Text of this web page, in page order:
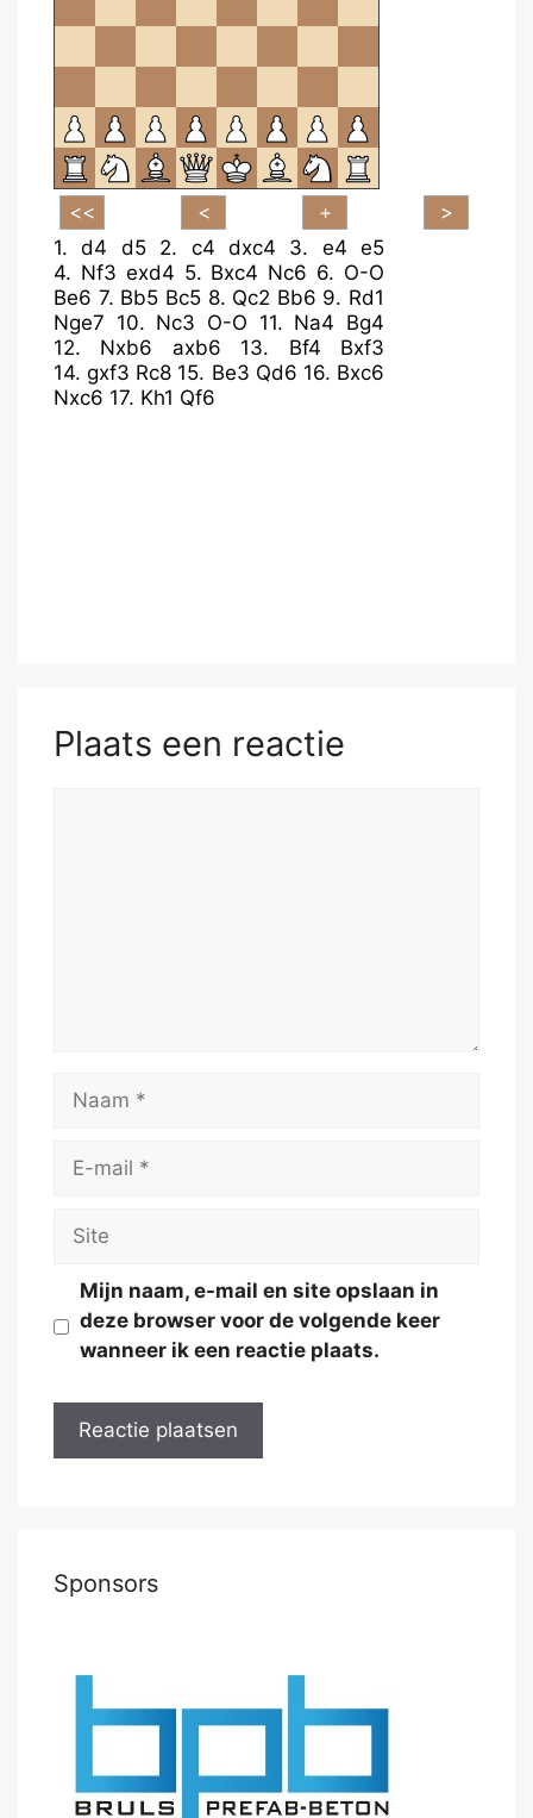
1.d4 d5 2. c4 dxc4 3. e4 e5
4. Nf3 exd4 5. Bxc4 Nc6 6. O-O
Be6 7. Bb5 Bc5 8. Qc2 Bb6 9. Rd1
Nge7 10. Nc3 O-O 11. Na4 Bg4
12. Nxb6 axb6 13. Bf4
Bxf3
14.gxf3 Rc8 15. Be3 Qd6 16. Bxc6
Nxc6 17. Kh1 Qf6
Plaats een reactie
Naam
Site
Mijn naam, e-mail en site opslaan in
deze browser voor de volgende keer
wanneer ik een reactie plaats.
Sponsors